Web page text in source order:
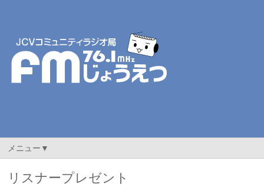
メニュー▼
リスナープレゼント